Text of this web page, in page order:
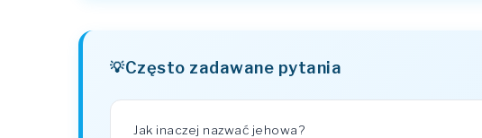
Często zadawane pytania
Jak inaczej nazwać jehowa?